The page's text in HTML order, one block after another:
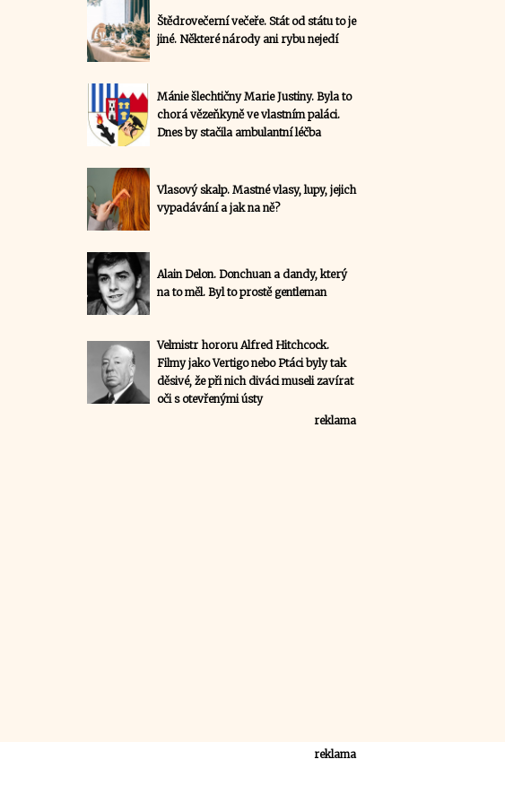
Štědrovečerní večeře. Stát od státu to je
jiné. Některé národy ani rybu nejedí
Mánie šlechtičny Marie Justiny. Byla to
chorá vězeňkyně ve vlastním paláci.
Dnes by stačila ambulantní léčba
Vlasový skalp. Mastné vlasy, lupy, jejich
vypadávání a jak na ně?
Alain Delon. Donchuan a dandy, který
na to měl. Byl to prostě gentleman
Velmistr hororu Alfred Hitchcock.
Filmy jako Vertigo nebo Ptáci byly tak
děsivé, že při nich diváci museli zavírat
oči s otevřenými ústy
reklama
reklama